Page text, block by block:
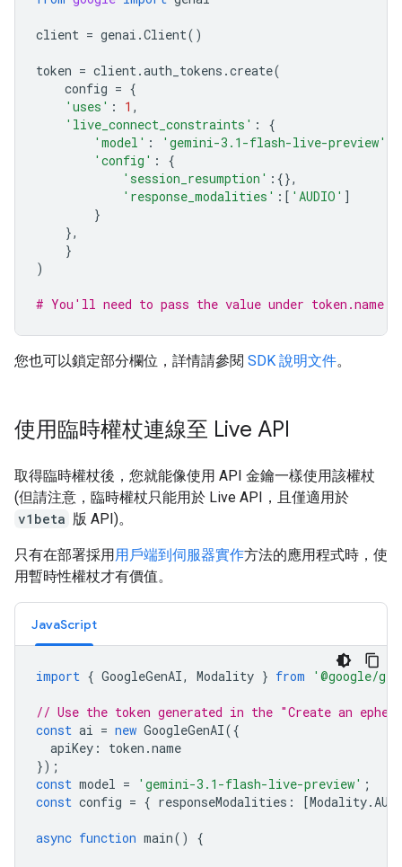
client = genai .Client()
token = client.auth_tokens .create(
config = {
'uses' : 1 ,
'live_connect_constraints' :
{
'model' : 'gemini-3.1-flash-live-preview'
'config' :
{
'session_resumption' :{},
'response_modalities' :[ 'AUDIO' ]
}
},
}
)
# You'll need to pass the value under
您也可以鎖定部分欄位，詳情請參閱 SDK 說明文件。
使用臨時權杖連線至 Live API
取得臨時權杖後，您就能像使用 API 金鑰一樣使用該權杖
(但請注意，臨時權杖只能用於 Live API，且僅適用於
v1beta 版 API)。
只有在部署採用 用戶端到伺服器實作方法的應用程式時，使
用暫時性權杖才有價值。
JavaScript
import { GoogleGenAI, Modality } from '@google/
// Use the token generated in the "Create an
const ai = new GoogleGenAI({
apiKey : token .name
});
const model = 'gemini-3.1-flash-live-preview' ;
const config = { responseModalities : [Modality.
async function main() {